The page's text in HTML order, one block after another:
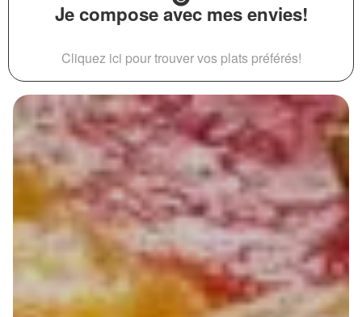
Je compose avec mes envies!
Cliquez ici pour trouver vos plats préférés!